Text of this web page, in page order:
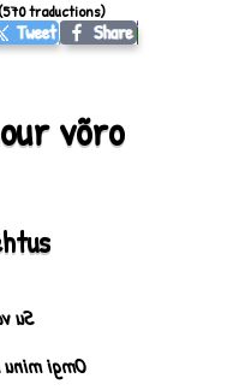
võro
laul.
traductions)